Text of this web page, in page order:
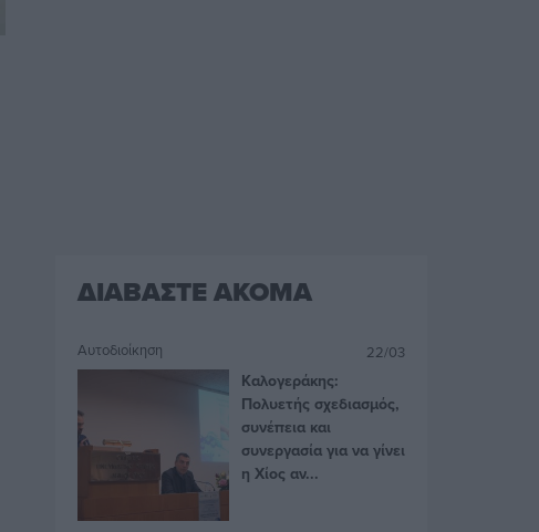
ΔΙΑΒΑΣΤΕ ΑΚΟΜΑ
Αυτοδιοίκηση 22/03
Καλογεράκης:
Πολυετής σχεδιασμός,
συνέπεια και
συνεργασία για να γίνει
η Χίος αν...